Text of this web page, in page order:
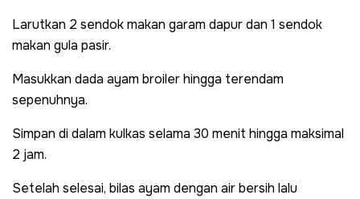
Larutkan 2 sendok makan garam dapur dan 1 sendok
makan gula pasir.
Masukkan dada ayam broiler hingga terendam
sepenuhnya.
Simpan di dalam kulkas selama 30 menit hingga maksimal
2 jam.
Setelah selesai, bilas ayam dengan air bersih lalu